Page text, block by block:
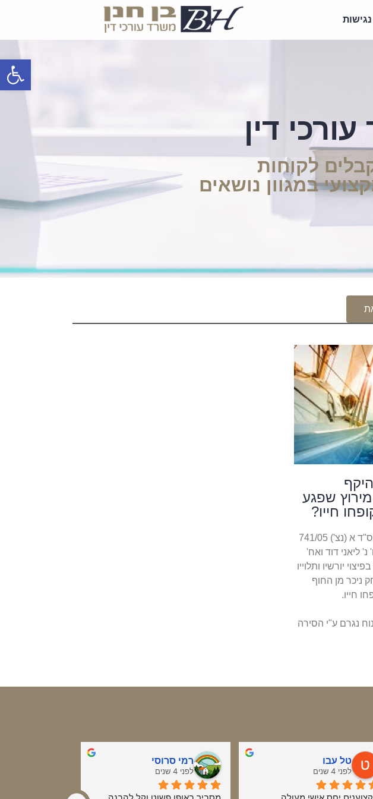
דין
לקוחות
במגוון נושאים
שפגע
חייו?
*בית המשפט המחוזי בנצרת, בפס"ד א (נצ') 741/05
ליאני דוד ואח'
בפיצוי יורשיו ותלוייו
מן החוף
חייו.
נגרם ע"י הסירה
טל עבו
לפני 4 שנים
רמי סרוסי
לפני 4 שנים